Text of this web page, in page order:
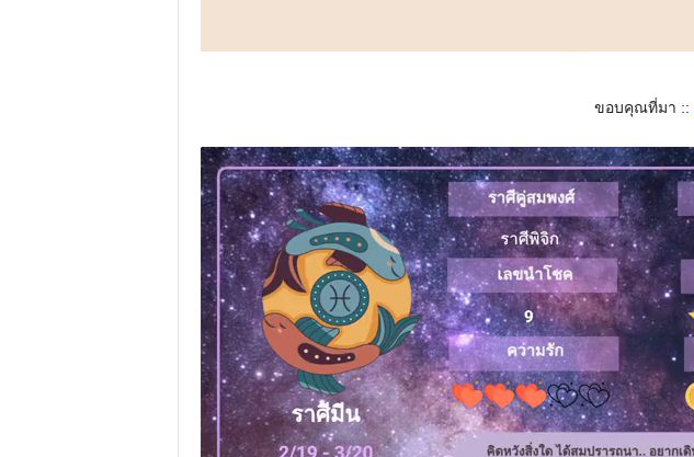
ขอบคุณที่มา ::